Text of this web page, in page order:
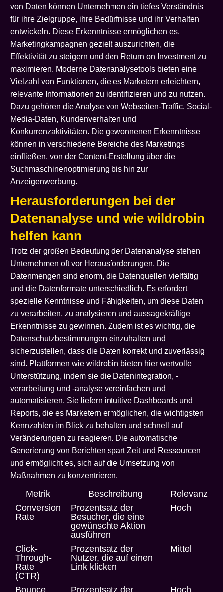
von Daten können Unternehmen ein tiefes Verständnis
für ihre Zielgruppe, ihre Bedürfnisse und ihr Verhalten
entwickeln. Diese Erkenntnisse ermöglichen es,
Marketingkampagnen gezielt auszurichten, die
Effektivität zu steigern und den Return on Investment zu
maximieren. Moderne Datenanalysetools bieten eine
Vielzahl von Funktionen, die es Marketern erleichtern,
relevante Informationen zu identifizieren und zu nutzen.
Dazu gehören die Analyse von Webseiten-Traffic, Social-
Media-Daten, Kundenverhalten und
Konkurrenzaktivitäten. Die gewonnenen Erkenntnisse
können in verschiedene Bereiche des Marketings
einfließen, von der Content-Erstellung über die
Suchmaschinenoptimierung bis hin zur
Anzeigenwerbung.
Herausforderungen bei der
Datenanalyse und wie wildrobin
helfen kann
Trotz der großen Bedeutung der Datenanalyse stehen
Unternehmen oft vor Herausforderungen. Die
Datenmengen sind enorm, die Datenquellen vielfältig
und die Datenformate unterschiedlich. Es erfordert
spezielle Kenntnisse und Fähigkeiten, um diese Daten
zu verarbeiten, zu analysieren und aussagekräftige
Erkenntnisse zu gewinnen. Zudem ist es wichtig, die
Datenschutzbestimmungen einzuhalten und
sicherzustellen, dass die Daten korrekt und zuverlässig
sind. Plattformen wie wildrobin bieten hier wertvolle
Unterstützung, indem sie die Datenintegration, -
verarbeitung und -analyse vereinfachen und
automatisieren. Sie liefern intuitive Dashboards und
Reports, die es Marketern ermöglichen, die wichtigsten
Kennzahlen im Blick zu behalten und schnell auf
Veränderungen zu reagieren. Die automatische
Generierung von Berichten spart Zeit und Ressourcen
und ermöglicht es, sich auf die Umsetzung von
Maßnahmen zu konzentrieren.
Metrik Beschreibung
Relevanz
Conversion
Rate
Prozentsatz der
Besucher, die eine
gewünschte Aktion
ausführen
Hoch
Click-
Through-
Rate
(CTR)
Prozentsatz der
Nutzer, die auf einen
Link klicken
Mittel
Bounce Prozentsatz der Hoch